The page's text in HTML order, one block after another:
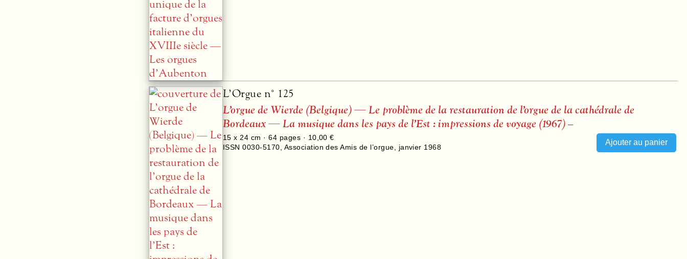
L’Orgue n° 125
L’orgue de Wierde (Belgique) — Le problème de la restauration de l’orgue de la cathédrale de
Bordeaux — La musique dans les pays de l’Est : impressions de voyage (1967)–
15 x 24 cm ·64 pages · 10,00 €
ISSN 0030-5170 Association des Amis de l’orgue janvier 1968